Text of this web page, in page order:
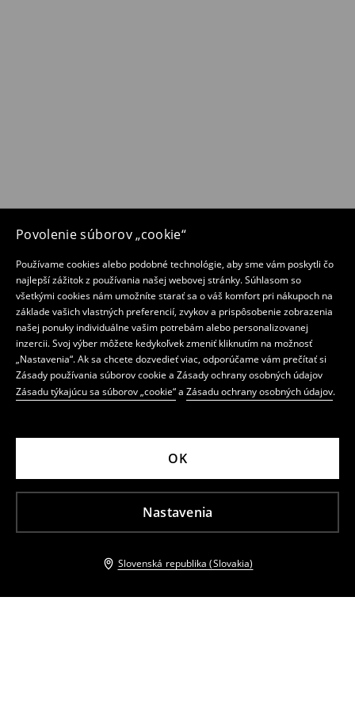
Povolenie súborov „cookie“
Používame cookies alebo podobné technológie, aby sme vám poskytli čo
najlepší zážitok z používania našej webovej stránky. Súhlasom so
všetkými cookies nám umožníte starať sa o váš komfort pri nákupoch na
základe vašich vlastných preferencií, zvykov a prispôsobenie zobrazenia
našej ponuky individuálne vašim potrebám alebo personalizovanej
inzercii. Svoj výber môžete kedykoľvek zmeniť kliknutím na možnosť
„Nastavenia“. Ak sa chcete dozvedieť viac, odporúčame vám prečítať si
Zásady používania súborov cookie a Zásady ochrany osobných údajov
Zásadu týkajúcu sa súborov „cookie“a Zásadu ochrany osobných údajov.
Nastavenia
OK
Slovenská republika (Slovakia)